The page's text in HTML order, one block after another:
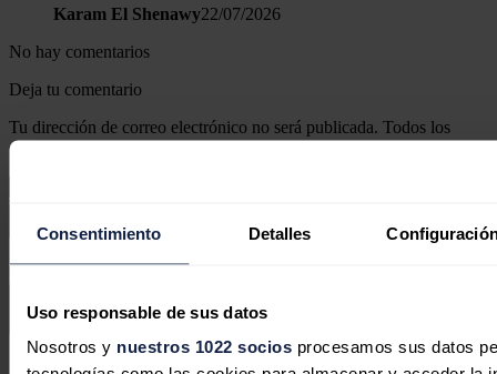
Consentimiento Detalles
Uso responsable de sus datos
Nosotros y nuestros 1022 sociosprocesamos sus datos
Karam El Shenawy22/07/2026
No hay comentarios
Deja tu comentario
Tu dirección de correo electrónico no será publicada. Todos los
campos son obligatorios
Enviar comentario
Síguenos en redes sociales